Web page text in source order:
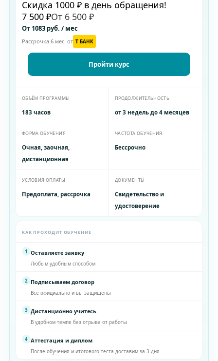
Скидка 1000 ₽ в день обращения!
7 500 ₽От 6 500 ₽
От 1083 руб. / мес
Рассрочка 6 мес. от T БАНК
Пройти курс
ОБЪЁМ ПРОГРАММЫ
183 часов
ПРОДОЛЖИТЕЛЬНОСТЬ
от 3 недель до 4 месяцев
ФОРМА ОБУЧЕНИЯ
Очная, заочная,
дистанционная
ЧАСТОТА ОБУЧЕНИЯ
Бессрочно
УСЛОВИЯ ОПЛАТЫ
Предоплата, рассрочка
ДОКУМЕНТЫ
Свидетельство и
удостоверение
КАК ПРОХОДИТ ОБУЧЕНИЕ
1 Оставляете заявку
Любым удобным способом
2 Подписываем договор
Все официально и вы защищены
3 Дистанционно учитесь
В удобном темпе без отрыва от работы
4 Аттестация и диплом
После обучения и итогового теста доставим за 3 дня